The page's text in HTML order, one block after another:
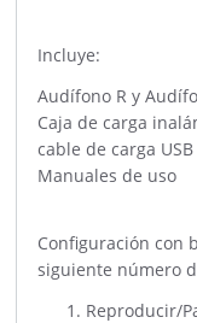
Incluye:
Audífono R y
Caja de carga
cable de carga
Manuales de uso
Configuración con
siguiente número
Reproducir/